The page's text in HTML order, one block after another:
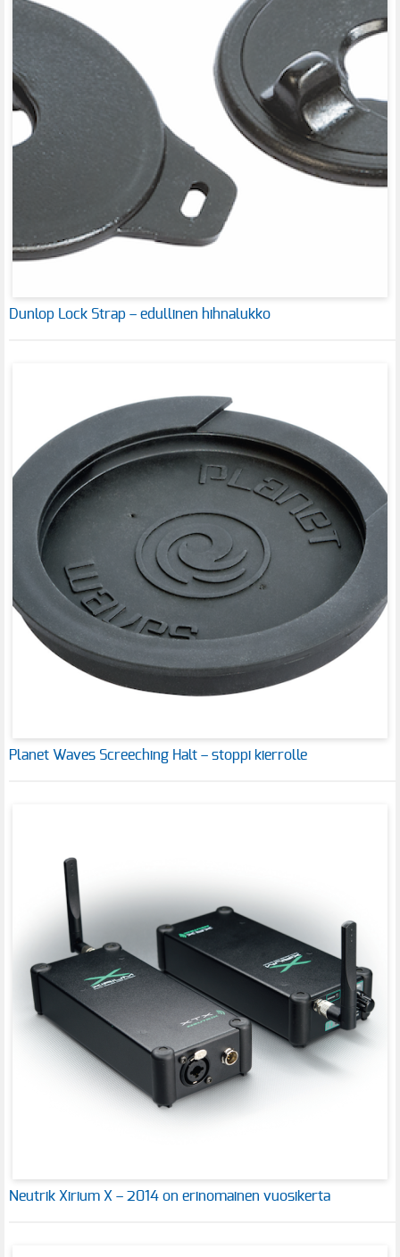
Dunlop Lock Strap – edullinen hihnalukko
Planet Waves Screeching Halt – stoppi kierrolle
Neutrik Xirium X – 2014 on erinomainen vuosikerta